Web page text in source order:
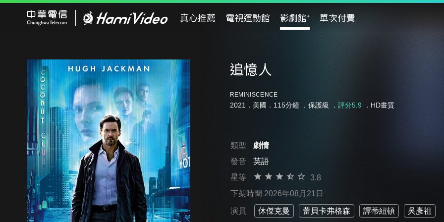
真心推薦 電視運動館 影劇館⁺ 單次付費
追憶人
REMINISCENCE
2021．美國．115分鐘 ． 保護級 ． 評分5.9．HD畫質
類型
劇情
發音
英語
星等
3.8
下架時間 2026年08月21日
演員 休傑克曼 蕾貝卡弗格森 譚蒂紐頓 吳彥祖